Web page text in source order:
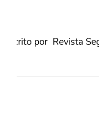
Escrito por Revista